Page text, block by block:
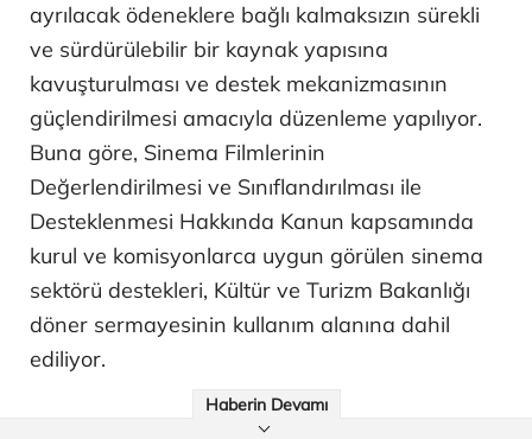
ayrılacak ödeneklere bağlı kalmaksızın sürekli
ve sürdürülebilir bir kaynak yapısına
kavuşturulması ve destek mekanizmasının
güçlendirilmesi amacıyla düzenleme yapılıyor.
Buna göre, Sinema Filmlerinin
Değerlendirilmesi ve Sınıflandırılması ile
Desteklenmesi Hakkında Kanun kapsamında
kurul ve komisyonlarca uygun görülen sinema
sektörü destekleri, Kültür ve Turizm Bakanlığı
döner sermayesinin kullanım alanına dahil
ediliyor.
Haberin Devamı